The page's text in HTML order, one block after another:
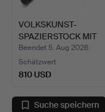
VOLKSKUNST-
SPAZIERSTOCK MIT
FIGÜRLICHEN SC…
Beendet 5. Aug 2026
Schätzwert
810 USD
Suche speichern